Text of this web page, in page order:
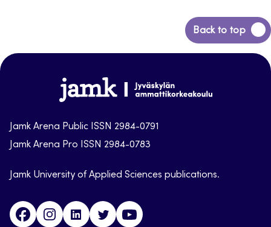
Back to top
Back
to
Jamk-
arena
Jamk Arena Public ISSN 2984-0791
Jamk Arena Pro ISSN 2984-0783
Jamk University of Applied Sciences publications.
FacebookInstagramLinkedinTwitter